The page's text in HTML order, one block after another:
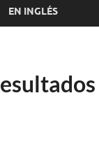
EN INGLÉS